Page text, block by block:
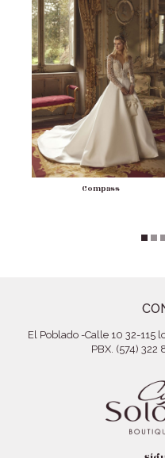
Compass
El Poblado -Calle 10 32-115
PBX. (574) 322